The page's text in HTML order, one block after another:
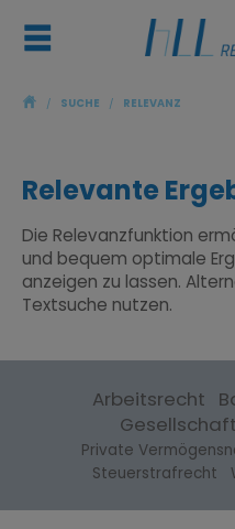
ŷ / SUCHE / RELEVANZ
Relevante
Die Relevanzfunktion
und bequem optimale
anzeigen zu lassen.
Textsuche nutzen.
Arbeitsrecht
Private
Steuerstrafrecht